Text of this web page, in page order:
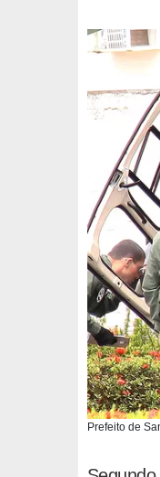
Prefeito de